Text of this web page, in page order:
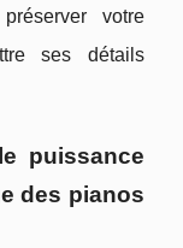
votre
ses détails
puissance
des pianos